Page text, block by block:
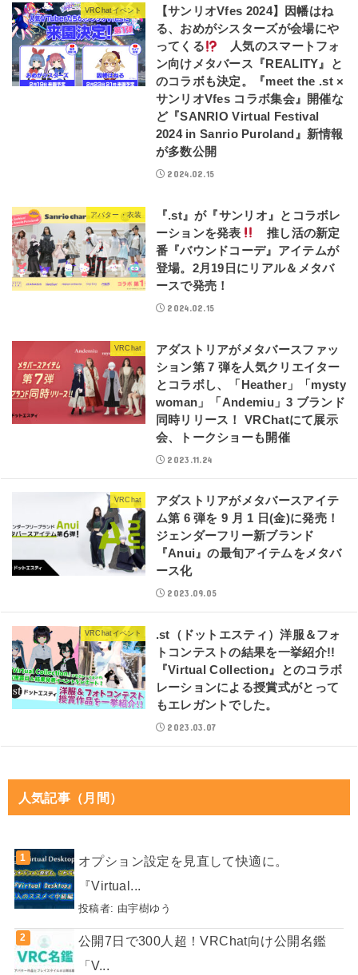
VRChatイベント
【サンリオVfes 2024】因幡はね
る、おめがシスターズが会場にや
ってくる
人気のスマートフォ
ン向けメタバース『REALITY』と
のコラボも決定。『meet the .st ×
サンリオVfes コラボ集会』開催な
ど『SANRIO Virtual Festival
2024 in Sanrio Puroland』新情報
が多数公開
2024.02.15
アバター・衣装
『.st』が『サンリオ』とコラボレ
ーションを発表
推し活の新定
番『バウンドコーデ』アイテムが
登場。2月19日にリアル＆メタバ
ースで発売！
2024.02.15
VRChat
アダストリアがメタバースファッ
ション第 7 弾を人気クリエイター
とコラボし、「Heather」「mysty
woman」「Andemiu」3 ブランド
同時リリース！ VRChatにて展示
会、トークショーも開催
2023.11.24
VRChat
アダストリアがメタバースアイテ
ム第 6 弾を 9 月 1 日(金)に発売！
ジェンダーフリー新ブランド
『Anui』の最旬アイテムをメタバ
ース化
2023.09.05
VRChatイベント
.st（ドットエスティ）洋服＆フォ
トコンテストの結果を一挙紹介!!
『Virtual Collection』とのコラボ
レーションによる授賞式がとって
もエレガントでした。
2023.03.07
人気記事（月間）
オプション設定を見直して快適に。
『Virtual...
投稿者: 由宇樹ゆう
公開7日で300人超！VRChat向け公開名鑑
「V...